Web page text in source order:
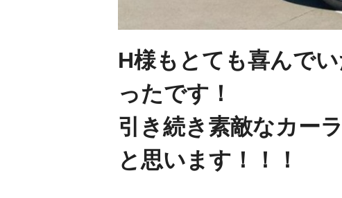
H様もとても喜んで
ったです！
引き続き素敵なカー
と思います！！！